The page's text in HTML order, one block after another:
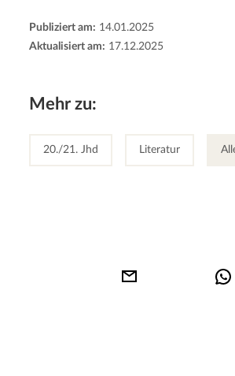
Publiziert am: 14.01.2025
Aktualisiert am: 17.12.2025
Mehr zu:
20./21. Jhd Literatur